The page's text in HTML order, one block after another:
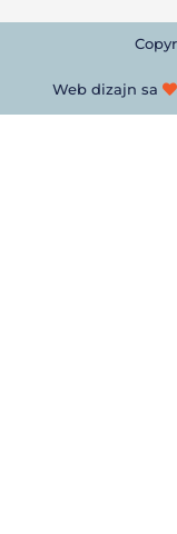
Web dizajn sa